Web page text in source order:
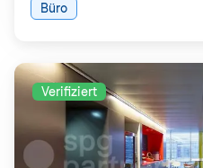
Büro
Verifiziert